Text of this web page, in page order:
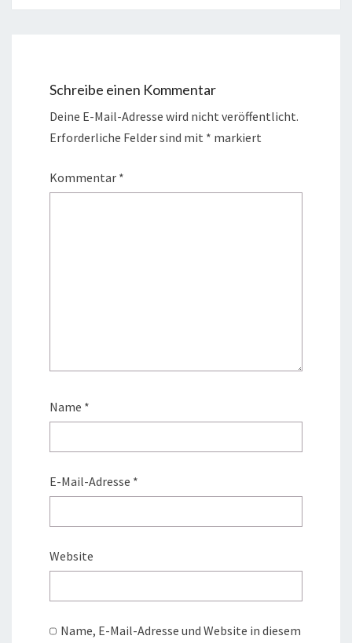
Schreibe einen Kommentar
Deine E-Mail-Adresse wird nicht veröffentlicht.
Erforderliche Felder sind mit * markiert
Kommentar *
Name *
E-Mail-Adresse *
Website
Name, E-Mail-Adresse und Website in diesem